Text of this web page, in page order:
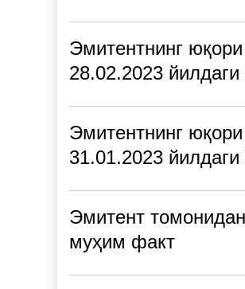
Эмитентнинг
28.02.2023
Эмитентнинг
31.01.2023
Эмитент
муҳим факт